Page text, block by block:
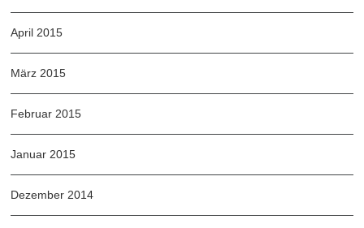
April 2015
März 2015
Februar 2015
Januar 2015
Dezember 2014